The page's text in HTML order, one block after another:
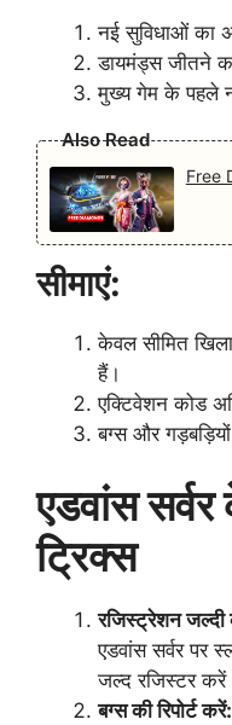
नई सुविधाओं का
डायमंड्स जीतने
मुख्य गेम के पहले
Also Read
Free
सीमाएं:
केवल सीमित
हैं।
एक्टिवेशन कोड
बग्स और
एडवांस
ट्रिक्स
रजिस्ट्रेशन जल्दी
एडवांस सर्वर पर
जल्द रजिस्टर
बग्स की रिपोर्ट करें: